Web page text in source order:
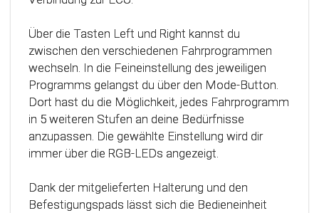
Über die Tasten Left und Right kannst du
zwischen den verschiedenen Fahrprogrammen
wechseln. In die Feineinstellung des jeweiligen
Programms gelangst du über den Mode-Button.
Dort hast du die Möglichkeit, jedes Fahrprogramm
in 5 weiteren Stufen an deine Bedürfnisse
anzupassen. Die gewählte Einstellung wird dir
immer über die RGB-LEDs angezeigt.
Dank der mitgelieferten Halterung und den
Befestigungspads lässt sich die Bedieneinheit
Technologie werden alle Potenziale deines
Fahrzeuges erkannt und können optimal genutzt
werden.